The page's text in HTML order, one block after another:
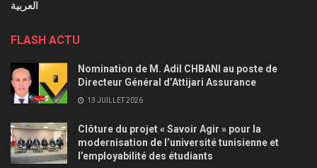
العربية
FLASH ACTU
Nomination de M. Adil CHBANI au poste de
Directeur Général d’Attijari Assurance
13 JUILLET 2026
Clôture du projet « Savoir Agir » pour la
modernisation de l’université tunisienne et
l’employabilité des étudiants